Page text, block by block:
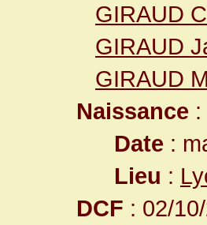
GIRAUD
GIRAUD
GIRAUD
Naissance :
Date :
Lieu :
DCF : 02/